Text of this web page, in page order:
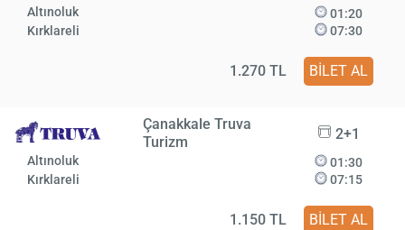
Altınoluk
Kırklareli
01:20
07:30
1.270 TL BİLET AL
Çanakkale Truva
Turizm
2+1
Altınoluk
Kırklareli
01:30
07:15
1.150 TL BİLET AL